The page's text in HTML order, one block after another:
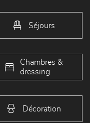
Séjours
Chambres &
dressing
Décoration